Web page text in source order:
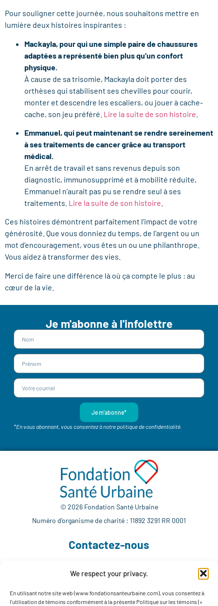
We respect your privacy.
En utilisant notre site web (www.fondationsanteurbaine.com), vous consentez à
l’utilisation de témoins conformément à la présente Politique sur les témoins («
Pour souligner cette journée, nous souhaitons mettre en
lumière deux histoires inspirantes :
Mackayla, pour qui une simple paire de chaussures
adaptées a représenté bien plus qu’un confort
physique.
À cause de sa trisomie, Mackayla doit porter des
orthèses qui stabilisent ses chevilles pour courir,
monter et descendre les escaliers, ou jouer à cache-
cache, son jeu préféré. Lire la suite de son histoire
Emmanuel, qui peut maintenant se rendre sereinement
à ses traitements de cancer grâce au transport
médical.
En arrêt de travail et sans revenus depuis son
diagnostic, immunosupprimé et à mobilité réduite,
Emmanuel n’aurait pas pu se rendre seul à ses
traitements. Lire la suite de son histoire
Ces histoires démontrent parfaitement l’impact de votre
générosité. Que vous donniez du temps, de l’argent ou un
mot d’encouragement, vous êtes un ou une philanthrope.
Vous aidez à transformer des vies.
Merci de faire une différence là où ça compte le plus : au
cœur de la vie.
Je m'abonne à l'infolettre
Je m'abonne*
*En vous abonnant, vous consentez à notre politique de confidentialité.
© 2026 Fondation Santé Urbaine
Numéro d’organisme de charité : 11892 3291 RR 0001
Contactez-nous
info@fondationsanteurbaine.com